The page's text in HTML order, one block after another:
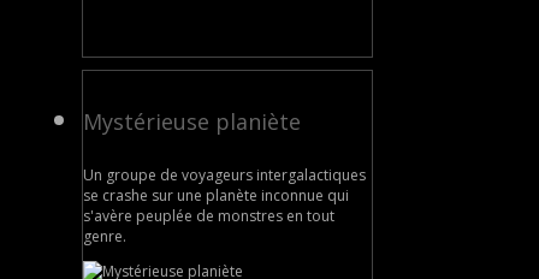
Mystérieuse planiète
Un groupe de voyageurs intergalactiques
se crashe sur une planète inconnue qui
s'avère peuplée de monstres en tout
genre.